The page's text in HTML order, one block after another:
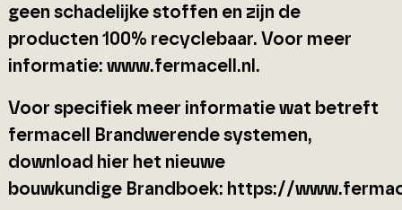
geen schadelijke stoffen en zijn de
producten 100% recyclebaar. Voor meer
informatie: www.fermacell.nl.
Voor specifiek meer informatie wat betreft
fermacell Brandwerende systemen,
download hier het nieuwe
bouwkundige Brandboek: https://